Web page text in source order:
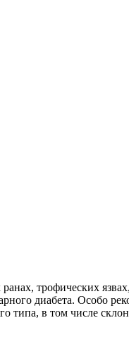
трофических
диабета. Особо
типа, в том числе